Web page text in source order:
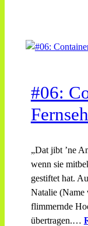
#06:
„Dat jibt ’ne
wenn sie
gestiftet hat.
Natalie (Name
flimmernde
übertragen.…